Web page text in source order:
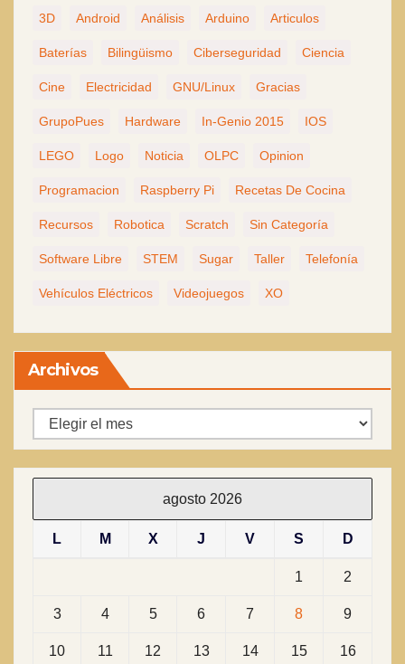
3D Android Análisis Arduino Articulos
Baterías Bilingüismo Ciberseguridad Ciencia
Cine Electricidad GNU/Linux Gracias
GrupoPues Hardware In-Genio 2015 IOS
LEGO Logo Noticia OLPC Opinion
Programacion Raspberry Pi Recetas De Cocina
Recursos Robotica Scratch Sin Categoría
Software Libre STEM Sugar Taller Telefonía
Vehículos Eléctricos Videojuegos XO
Archivos
Archivos
agosto 2026
L M X J V S D
1 2
3 4 5 6 7 8 9
10 11 12 13 14 15 16